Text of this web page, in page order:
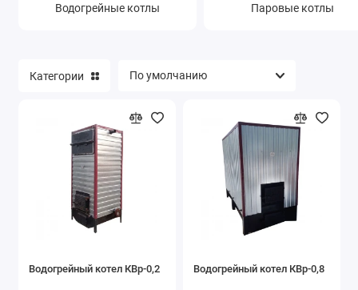
Водогрейные котлы Паровые котлы
Категории
Водогрейный котел КВр-0,2 Водогрейный котел КВр-0,8